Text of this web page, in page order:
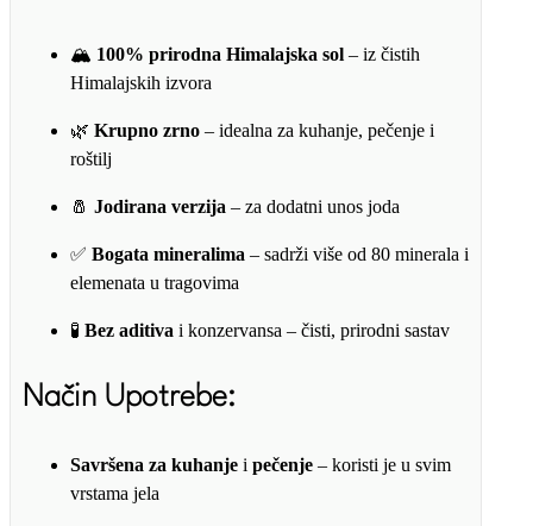
🏔️ 100% prirodna Himalajska sol – iz čistih
Himalajskih izvora
🌿 Krupno zrno – idealna za kuhanje, pečenje i
roštilj
🧂 Jodirana verzija – za dodatni unos joda
✅ Bogata mineralima – sadrži više od 80 minerala i
elemenata u tragovima
🧪 Bez aditiva i konzervansa – čisti, prirodni sastav
Način Upotrebe:
Savršena za kuhanje i pečenje – koristi je u svim
vrstama jela